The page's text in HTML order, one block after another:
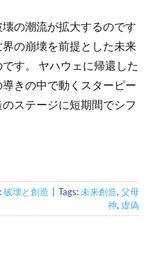
の潮流が拡大するのです
の崩壊を前提とした未来
す。
ヤハウェに帰還した
きの中で動くスターピー
ステージに短期間でシフ
破壊と創造 Tags:未来創造, 父母
神, 虚偽